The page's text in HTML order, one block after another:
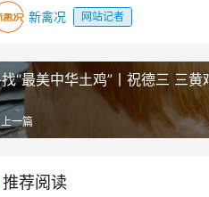
新禽况 网站记者
“最美中华土鸡”丨祝德三 三黄
上一篇
推荐阅读